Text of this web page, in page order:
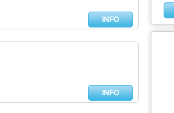
INFO
INFO